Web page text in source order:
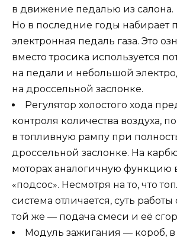
в движение педалью из салона.
Но в последние годы набирает
электронная педаль газа. Это
вместо тросика используется
на педали и небольшой
на дроссельной заслонке.
Регулятор холостого хода
контроля количества воздуха,
в топливную рампу при
дроссельной заслонке. На
моторах аналогичную функцию
«подсос». Несмотря на то, что
система отличается, суть работы
той же — подача смеси и её
Модуль зажигания — короб, в